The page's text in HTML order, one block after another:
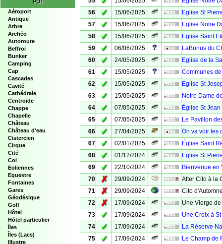
POI
Aéroport
Antique
Arbre
Archéo
Autoroute
Beffroi
Bunker
Camping
Cap
Cascades
Cavité
Cathédrale
Centroide
Chappe
Chapelle
Château
Château d'eau
Cistercien
Cirque
Cité
Col
Eoliennes
Equestre
Fontaines
Gares
Géodésique
Golf
Hôtel
Hôtel particulier
Îles
Îles (Lacs)
Illustre
56
✓ 15/06/2025
Eglise St
57
✓ 15/06/2025
Eglise Notre
58
✓ 15/06/2025
Eglise Saint
59
✓ 06/06/2025
LaBonus du
60
✓ 24/05/2025
Eglise de la
61
✓ 15/05/2025
Communes
62
✓ 15/05/2025
Eglise St
63
✓ 15/05/2025
Notre Dame
64
✓ 07/05/2025
Église St
65
✓ 07/05/2025
Le Pavillon
66
✓ 27/04/2025
On va voir les
67
✓ 02/01/2025
Église Saint
68
✓ 01/12/2024
Eglise St
69
✓ 22/10/2024
Bienvenue en
70
✗ 29/09/2024
After Cito à la
71
✗ 29/09/2024
Cito
72
✗ 17/09/2024
Une Vierge
73
✓ 17/09/2024
Une Croix à
74
✓ 17/09/2024
La Réserve
75
✓ 17/09/2024
Le Champ de